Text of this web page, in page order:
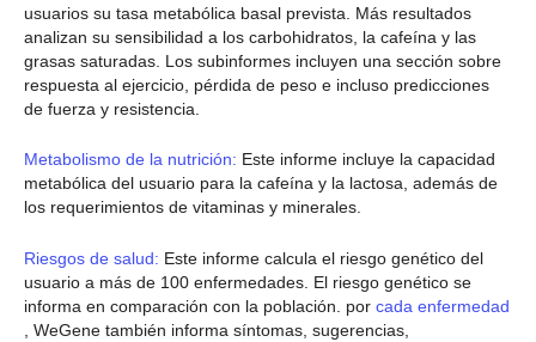
usuarios su tasa metabólica basal prevista. Más resultados
analizan su sensibilidad a los carbohidratos, la cafeína y las
grasas saturadas. Los subinformes incluyen una sección sobre
respuesta al ejercicio, pérdida de peso e incluso predicciones
de fuerza y resistencia.
Metabolismo de la nutrición: Este informe incluye la capacidad
metabólica del usuario para la cafeína y la lactosa, además de
los requerimientos de vitaminas y minerales.
Riesgos de salud: Este informe calcula el riesgo genético del
usuario a más de 100 enfermedades. El riesgo genético se
informa en comparación con la población. por cada enfermedad
, WeGene también informa síntomas, sugerencias,